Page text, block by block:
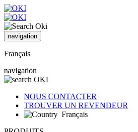
navigation
Français
navigation
NOUS CONTACTER
TROUVER UN REVENDEUR
Français